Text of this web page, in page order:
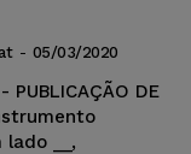
- 05/03/2020
PUBLICAÇÃO DE
__,